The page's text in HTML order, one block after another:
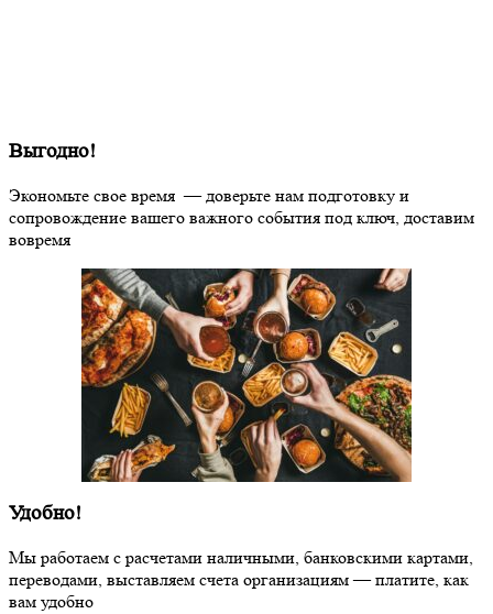
Выгодно!
Экономьте свое время — доверьте нам подготовку и
сопровождение вашего важного события под ключ, доставим
вовремя
Удобно!
Мы работаем с расчетами наличными, банковскими картами,
переводами, выставляем счета организациям — платите, как
вам удобно